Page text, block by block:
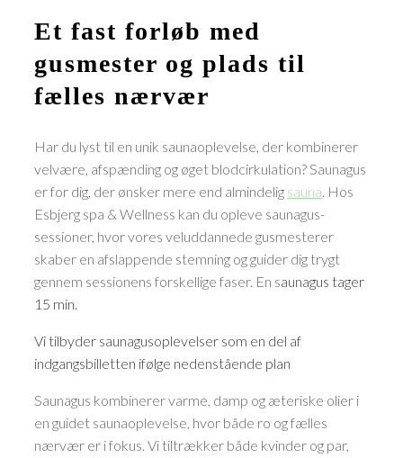
Et fast forløb med
gusmester og plads til
fælles nærvær
Har du lyst til en unik saunaoplevelse, der kombinerer
velvære, afspænding og øget blodcirkulation? Saunagus
er for dig, der ønsker mere end almindelig sauna. Hos
Esbjerg spa & Wellness kan du opleve saunagus-
sessioner, hvor vores veluddannede gusmesterer
skaber en afslappende stemning og guider dig trygt
gennem sessionens forskellige faser. En saunagus tager
15 min.
Vi tilbyder saunagusoplevelser som en del af
indgangsbilletten ifølge nedenstående plan
Saunagus kombinerer varme, damp og æteriske olier i
en guidet saunaoplevelse, hvor både ro og fælles
nærvær er i fokus. Vi tiltrækker både kvinder og par,